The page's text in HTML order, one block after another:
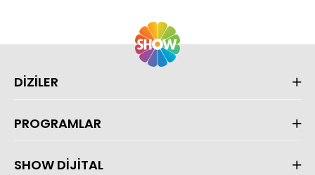
DİZİLER
PROGRAMLAR
SHOW DİJİTAL